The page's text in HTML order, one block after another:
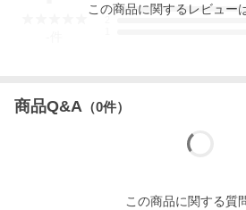
トが楽しめます。独特のキャラクターを
3
この商品に関するレビュー
商品Q&A （0件）
この商品に関する質